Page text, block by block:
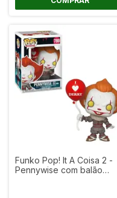
Funko Pop! It A Coisa 2 -
Pennywise com balão